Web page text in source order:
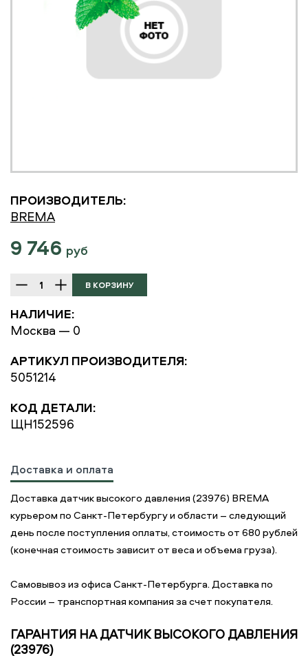
ПРОИЗВОДИТЕЛЬ:
BREMA
9 746 руб
НАЛИЧИЕ:
Москва — 0
АРТИКУЛ ПРОИЗВОДИТЕЛЯ:
5051214
КОД ДЕТАЛИ:
ЩН152596
Доставка и оплата
Доставка датчик высокого давления (23976) BREMA
курьером по Санкт-Петербургу и области – следующий
день после поступления оплаты, стоимость от 680 рублей
(конечная стоимость зависит от веса и объема груза).
Самовывоз из офиса Санкт-Петербурга. Доставка по
России – транспортная компания за счет покупателя.
ГАРАНТИЯ НА ДАТЧИК ВЫСОКОГО ДАВЛЕНИЯ
(23976)